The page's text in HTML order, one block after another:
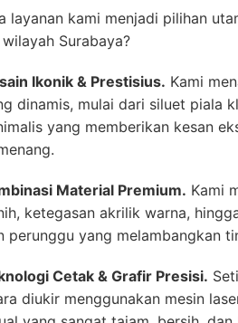
layanan kami menjadi pilihan
Surabaya?
Ikonik & Prestisius. Kami
dinamis, mulai dari siluet piala
yang memberikan kesan
Material Premium. Kami
ketegasan akrilik warna,
perunggu yang melambangkan
Cetak & Grafir Presisi.
diukir menggunakan mesin